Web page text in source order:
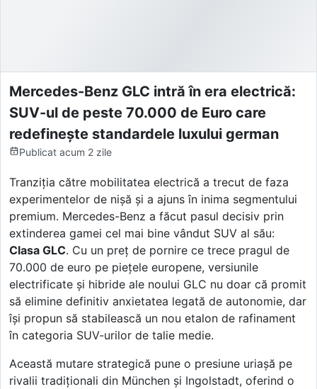
Mercedes-Benz GLC intră în era electrică:
SUV-ul de peste 70.000 de Euro care
redefinește standardele luxului german
Publicat acum 2 zile
Tranziția către mobilitatea electrică a trecut de faza
experimentelor de nișă și a ajuns în inima segmentului
premium. Mercedes-Benz a făcut pasul decisiv prin
extinderea gamei cel mai bine vândut SUV al său:
Clasa GLC. Cu un preț de pornire ce trece pragul de
70.000 de euro pe piețele europene, versiunile
electrificate și hibride ale noului GLC nu doar că promit
să elimine definitiv anxietatea legată de autonomie, dar
își propun să stabilească un nou etalon de rafinament
în categoria SUV-urilor de talie medie.
Această mutare strategică pune o presiune uriașă pe
rivalii tradiționali din München și Ingolstadt, oferind o